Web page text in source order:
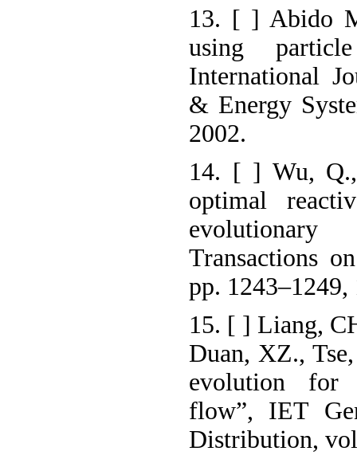
13. [ ] Abido
using
International
& Energy
2002.
14. [ ] Wu, Q.,
optimal
Transactions
pp. 1243–1249,
15. [ ] Liang,
Duan, XZ.,
evolution for
flow”, IET
Distribution,